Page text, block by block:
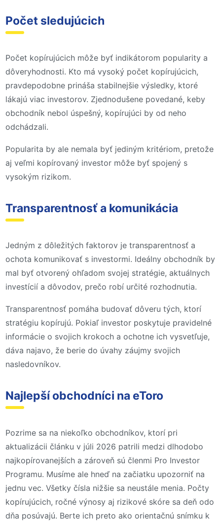
Počet sledujúcich
Počet kopírujúcich môže byť indikátorom popularity a
dôveryhodnosti. Kto má vysoký počet kopírujúcich,
pravdepodobne prináša stabilnejšie výsledky, ktoré
lákajú viac investorov. Zjednodušene povedané, keby
obchodník nebol úspešný, kopírujúci by od neho
odchádzali.
Popularita by ale nemala byť jediným kritériom, pretože
aj veľmi kopírovaný investor môže byť spojený s
vysokým rizikom.
Transparentnosť a komunikácia
Jedným z dôležitých faktorov je transparentnosť a
ochota komunikovať s investormi. Ideálny obchodník by
mal byť otvorený ohľadom svojej stratégie, aktuálnych
investícií a dôvodov, prečo robí určité rozhodnutia.
Transparentnosť pomáha budovať dôveru tých, ktorí
stratégiu kopírujú. Pokiaľ investor poskytuje pravidelné
informácie o svojich krokoch a ochotne ich vysvetľuje,
dáva najavo, že berie do úvahy záujmy svojich
nasledovníkov.
Najlepší obchodníci na eToro
Pozrime sa na niekoľko obchodníkov, ktorí pri
aktualizácii článku v júli 2026 patrili medzi dlhodobo
najkopírovanejších a zároveň sú členmi Pro Investor
Programu. Musíme ale hneď na začiatku upozorniť na
jednu vec. Všetky čísla nižšie sa neustále menia. Počty
kopírujúcich, ročné výnosy aj rizikové skóre sa deň odo
dňa posúvajú. Berte ich preto ako orientačnú snímku k